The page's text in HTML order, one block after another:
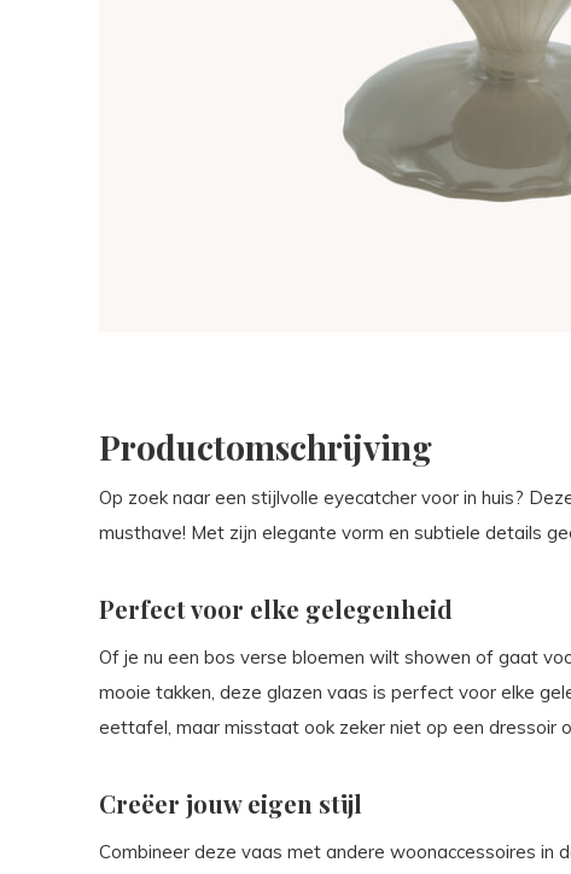
Productomschrijving
Op zoek naar een stijlvolle eyecatcher voor in huis?
musthave! Met zijn elegante vorm en subtiele details
Perfect voor elke gelegenheid
Of je nu een bos verse bloemen wilt showen of gaat
mooie takken, deze glazen vaas is perfect voor elke
eettafel, maar misstaat ook zeker niet op een dressoir
Creëer jouw eigen stijl
Combineer deze vaas met andere woonaccessoires in